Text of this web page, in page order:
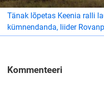
Tänak lõpetas Keenia ralli
kümnendanda, liider
Kommenteeri